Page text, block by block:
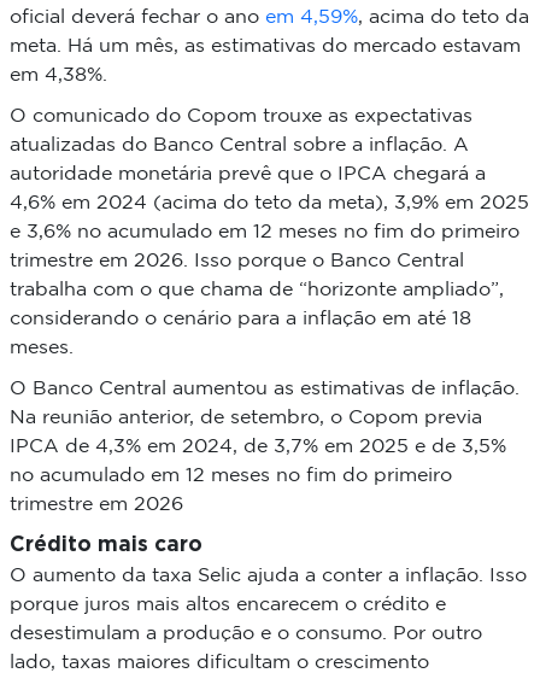
oficial deverá fechar o ano em 4,59%, acima do teto da
meta. Há um mês, as estimativas do mercado estavam
em 4,38%.
O comunicado do Copom trouxe as expectativas
atualizadas do Banco Central sobre a inflação. A
autoridade monetária prevê que o IPCA chegará a
4,6% em 2024 (acima do teto da meta), 3,9% em 2025
e 3,6% no acumulado em 12 meses no fim do primeiro
trimestre em 2026. Isso porque o Banco Central
trabalha com o que chama de “horizonte ampliado”,
considerando o cenário para a inflação em até 18
meses.
O Banco Central aumentou as estimativas de inflação.
Na reunião anterior, de setembro, o Copom previa
IPCA de 4,3% em 2024, de 3,7% em 2025 e de 3,5%
no acumulado em 12 meses no fim do primeiro
trimestre em 2026
Crédito mais caro
O aumento da taxa Selic ajuda a conter a inflação. Isso
porque juros mais altos encarecem o crédito e
desestimulam a produção e o consumo. Por outro
lado, taxas maiores dificultam o crescimento